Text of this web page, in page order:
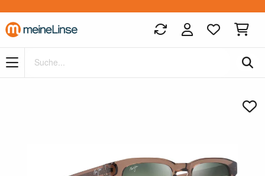
Zum Hauptinhalt springen